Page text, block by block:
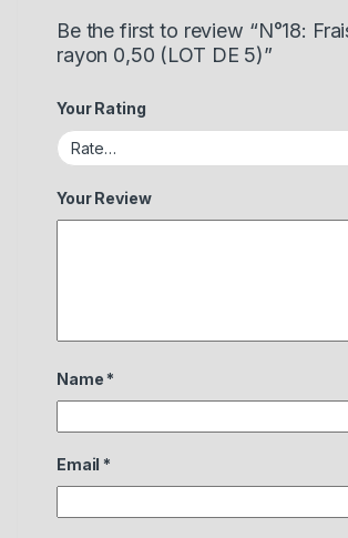
Be the first to review “N°18:
rayon 0,50 (LOT DE 5)”
Your Rating
Your Review
Name *
Email *